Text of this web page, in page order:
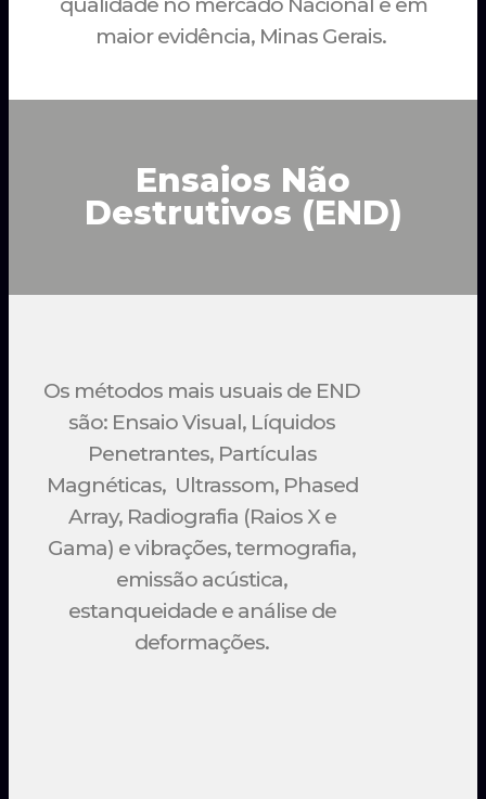
maior evidência, Minas Gerais.
Ensaios Não
Destrutivos (END)
Os métodos mais usuais de END
são: Ensaio Visual, Líquidos
Penetrantes, Partículas
Magnéticas, Ultrassom, Phased
Array, Radiografia (Raios X e
Gama) e vibrações, termografia,
emissão acústica,
estanqueidade e análise de
deformações.